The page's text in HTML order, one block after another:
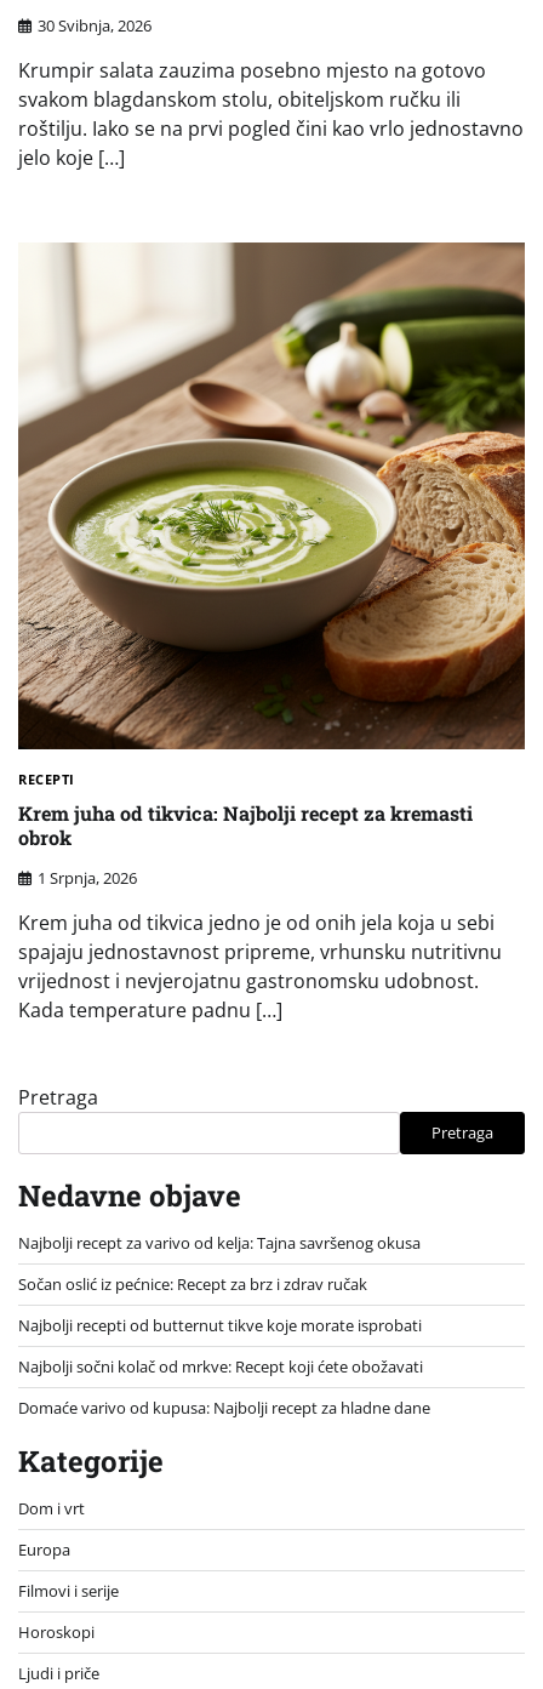
30 Svibnja, 2026
Krumpir salata zauzima posebno mjesto na gotovo
svakom blagdanskom stolu, obiteljskom ručku ili
roštilju. Iako se na prvi pogled čini kao vrlo jednostavno
jelo koje […]
RECEPTI
Krem juha od tikvica: Najbolji recept za kremasti
obrok
1 Srpnja, 2026
Krem juha od tikvica jedno je od onih jela koja u sebi
spajaju jednostavnost pripreme, vrhunsku nutritivnu
vrijednost i nevjerojatnu gastronomsku udobnost.
Kada temperature padnu […]
Pretraga
Pretraga
Nedavne objave
Najbolji recept za varivo od kelja: Tajna savršenog okusa
Sočan oslić iz pećnice: Recept za brz i zdrav ručak
Najbolji recepti od butternut tikve koje morate isprobati
Najbolji sočni kolač od mrkve: Recept koji ćete obožavati
Domaće varivo od kupusa: Najbolji recept za hladne dane
Kategorije
Dom i vrt
Europa
Filmovi i serije
Horoskopi
Ljudi i priče